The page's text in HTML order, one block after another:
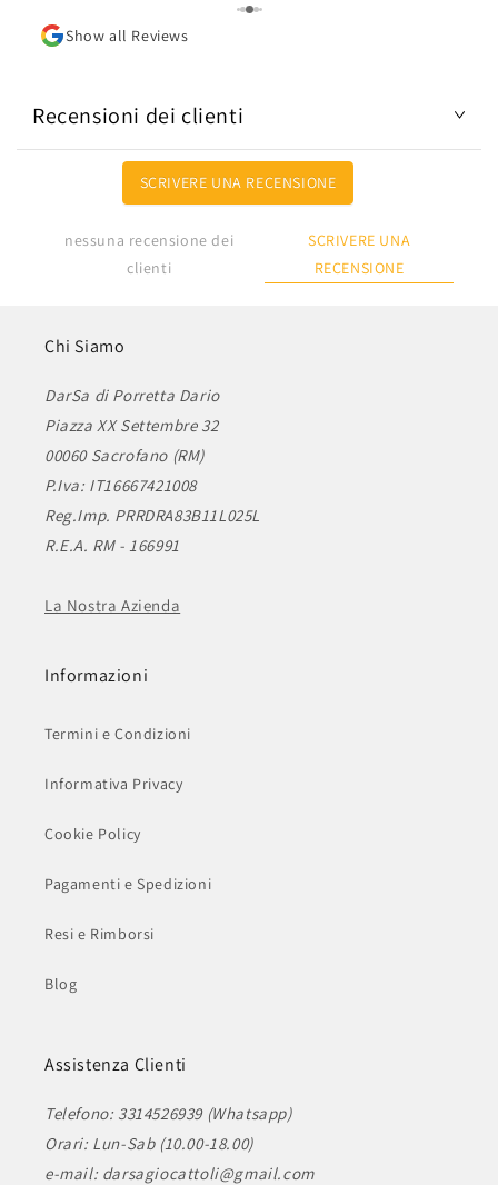
Show all Reviews
Recensioni dei clienti
SCRIVERE UNA RECENSIONE
nessuna recensione dei
clienti
SCRIVERE UNA
RECENSIONE
Chi Siamo
DarSa di Porretta Dario
Piazza XX Settembre 32
00060 Sacrofano (RM)
P.Iva: IT16667421008
Reg.Imp. PRRDRA83B11L025L
R.E.A. RM - 166991
La Nostra Azienda
Informazioni
Termini e Condizioni
Informativa Privacy
Cookie Policy
Pagamenti e Spedizioni
Resi e Rimborsi
Blog
Assistenza Clienti
Telefono: 3314526939 (Whatsapp)
Orari: Lun-Sab (10.00-18.00)
e-mail: darsagiocattoli@gmail.com